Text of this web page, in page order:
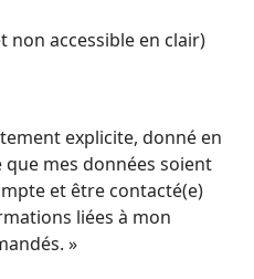
non accessible en clair)
explicite, donné en
que mes données soient
et être contacté(e)
liées à mon
»